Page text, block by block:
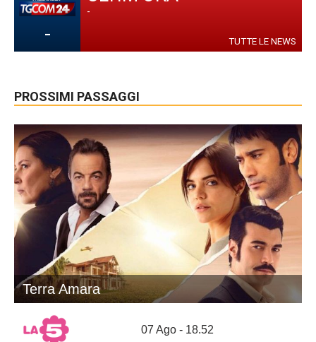
-
-
TUTTE LE NEWS
PROSSIMI PASSAGGI
Terra Amara
07 Ago - 18.52